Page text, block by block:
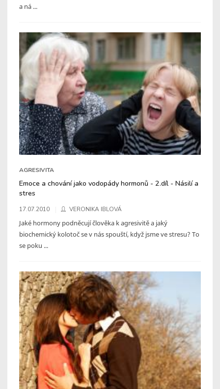
a ná ...
AGRESIVITA
Emoce a chování jako vodopády hormonů - 2.díl - Násilí a
stres
17.07.2010 VERONIKA IBLOVÁ
Jaké hormony podněcují člověka k agresivitě a jaký
biochemický kolotoč se v nás spouští, když jsme ve stresu? To
se poku ...